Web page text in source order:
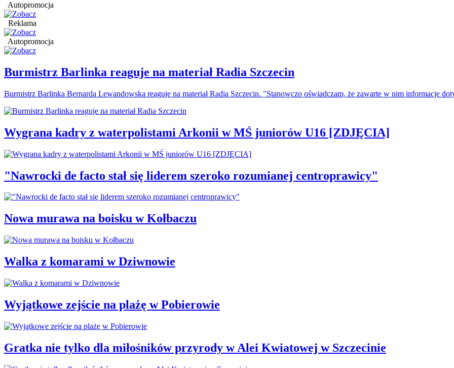
Autopromocja
Reklama
Autopromocja
Burmistrz Barlinka reaguje na materiał Radia Szczecin
Burmistrz Barlinka Bernarda Lewandowska reaguje na materiał Radia Szczecin. "Stanowczo oświadczam, że zawarte w nim informacje
Wygrana kadry z waterpolistami Arkonii w MŚ juniorów U16 [ZDJĘCIA]
"Nawrocki de facto stał się liderem szeroko rozumianej centroprawicy"
Nowa murawa na boisku w Kołbaczu
Walka z komarami w Dziwnowie
Wyjątkowe zejście na plażę w Pobierowie
Gratka nie tylko dla miłośników przyrody w Alei Kwiatowej w Szczecinie